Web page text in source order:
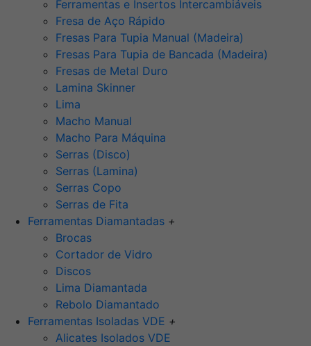
Ferramentas e Insertos Intercambiáveis
Fresa de Aço Rápido
Fresas Para Tupia Manual (Madeira)
Fresas Para Tupia de Bancada (Madeira)
Fresas de Metal Duro
Lamina Skinner
Lima
Macho Manual
Macho Para Máquina
Serras (Disco)
Serras (Lamina)
Serras Copo
Serras de Fita
Ferramentas Diamantadas +
Brocas
Cortador de Vidro
Discos
Lima Diamantada
Rebolo Diamantado
Ferramentas Isoladas VDE +
Alicates Isolados VDE